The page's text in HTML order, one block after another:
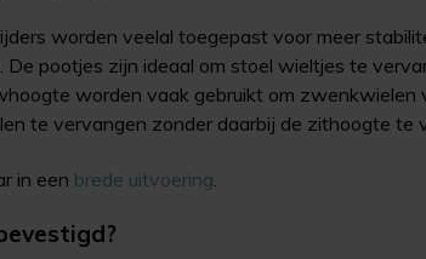
worden veelal toegepast voor meer
De pootjes zijn ideaal om stoel wieltjes te
worden vaak gebruikt om zwenkwielen
te vervangen zonder daarbij de zithoogte te
in een brede uitvoering